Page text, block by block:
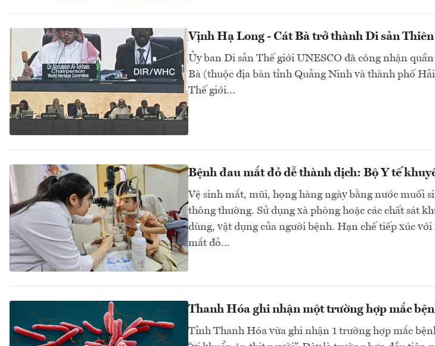
Vịnh Hạ Long - Cát Bà trở thành Di sản
Ủy ban Di sản Thế giới UNESCO đã công nhận
Bà (thuộc địa bàn tỉnh Quảng Ninh và thành phố
Thế giới...
Bệnh đau mắt đỏ dễ thành dịch: Bộ Y tế
Vệ sinh mắt, mũi, họng hàng ngày bằng nước muối
thông thường. Sử dụng xà phòng hoặc các chất sát
dùng, vật dụng của người bệnh. Hạn chế tiếp xúc
mắt đỏ...
Thanh Hóa ghi nhận một trường hợp mắc
Tỉnh Thanh Hóa vừa ghi nhận 1 trường hợp mắc